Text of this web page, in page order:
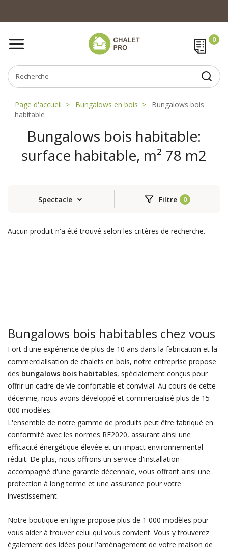
Page d'accueil Bungalows en bois
Bungalows bois
habitable
Bungalows bois habitable:
surface habitable, m² 78 m2
Spectacle Filtre
Aucun produit n'a été trouvé selon les critères de recherche.
Bungalows bois habitables chez vous
Fort d'une expérience de plus de 10 ans dans la fabrication et la
commercialisation de chalets en bois, notre entreprise propose
des bungalows bois habitables, spécialement conçus pour
offrir un cadre de vie confortable et convivial. Au cours de cette
décennie, nous avons développé et commercialisé plus de 15
000 modèles.
L'ensemble de notre gamme de produits peut être fabriqué en
conformité avec les normes RE2020, assurant ainsi une
efficacité énergétique élevée et un impact environnemental
réduit. De plus, nous offrons un service d'installation
accompagné d'une garantie décennale, vous offrant ainsi une
protection à long terme et une assurance pour votre
investissement.
Notre boutique en ligne propose plus de 1 000 modèles pour
vous aider à trouver celui qui vous convient. Vous y trouverez
également des idées pour l'aménagement de votre maison de